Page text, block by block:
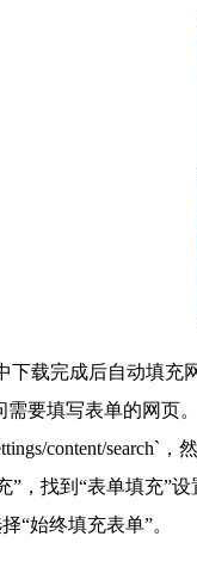
下载完成后自动填充
要填写表单的网页。
content/search`，
，找到“表单填充”设
“始终填充表单”。